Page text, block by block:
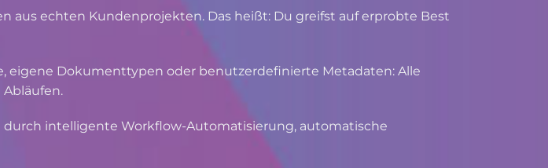
aus echten Kundenprojekten. Das heißt: Du greifst auf erprobte Best
eigene Dokumenttypen oder benutzerdefinierte Metadaten: Alle
Abläufen.
durch intelligente Workflow-Automatisierung, automatische